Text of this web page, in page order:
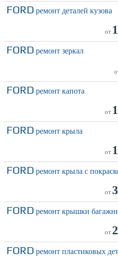
FORD ремонт деталей кузова
от
FORD ремонт зеркал
FORD ремонт капота
от
FORD ремонт крыла
от
FORD ремонт крыла с
от
FORD ремонт крышки
от
FORD ремонт пластиковых